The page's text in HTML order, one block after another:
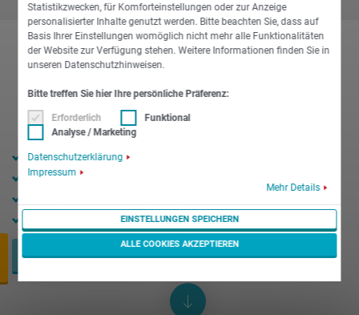
Statistikzwecken, für Komforteinstellungen oder zur Anzeige
personalisierter Inhalte genutzt werden. Bitte beachten Sie, dass auf
Basis Ihrer Einstellungen womöglich nicht mehr alle Funktionalitäten
der Website zur Verfügung stehen. Weitere Informationen finden Sie in
unseren Datenschutzhinweisen.
Bitte treffen Sie hier Ihre persönliche Präferenz:
Erforderlich
Funktional
Analyse / Marketing
Datenschutzerklärung
Impressum
Mehr Details
EINSTELLUNGEN SPEICHERN
ALLE COOKIES AKZEPTIEREN
24 mm Spindeldurchlass
10.000 min
18 Nm Drehmoment max.
JETZT ANFRAGEN